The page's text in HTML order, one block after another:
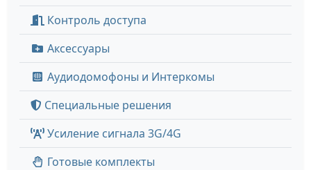
Контроль доступа
Аксессуары
Аудиодомофоны и Интеркомы
Специальные решения
Усиление сигнала 3G/4G
Готовые комплекты